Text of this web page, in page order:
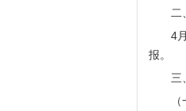
二、
4月
报。
三、
（一